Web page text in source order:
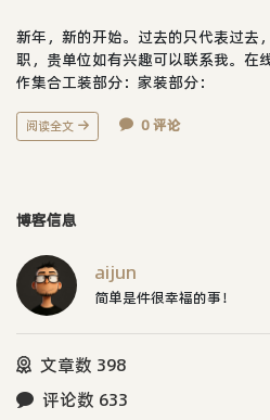
新年，新的开始。过去的只代表过去
职，贵单位如有兴趣可以联系我。在
作集合工装部分：家装部分：
阅读全文 0 评论
博客信息
aijun
简单是件很幸福的事！
文章数 398
评论数 633